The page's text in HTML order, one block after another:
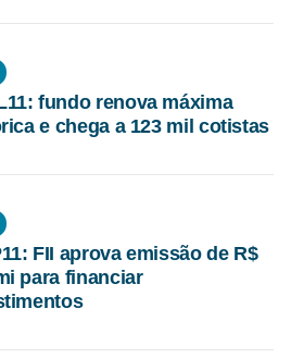
fundo renova máxima
e chega a 123 mil cotistas
FII aprova emissão de R$
para financiar